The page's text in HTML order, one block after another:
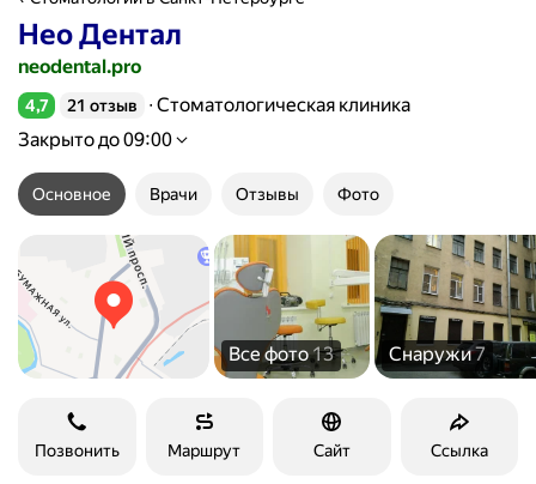
Нео Дентал
neodental.pro
Рейтинг 4,7 из 5
4,7 21 отзыв
Стоматологическая клиника
Закрыто до 09:00
Основное Врачи Отзывы Фото
Все фото13 Снаружи7
Позвонить Маршрут Сайт Ссылка